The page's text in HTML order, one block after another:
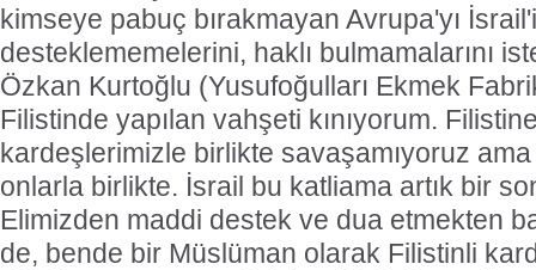
kimseye pabuç bırakmayan Avrupa'yı
desteklememelerini, haklı bulmamalarını
Özkan Kurtoğlu (Yusufoğulları Ekmek
Filistinde yapılan vahşeti kınıyorum.
kardeşlerimizle birlikte savaşamıyoruz ama
onlarla birlikte. İsrail bu katliama artık bir
Elimizden maddi destek ve dua etmekten
de, bende bir Müslüman olarak Filistinli